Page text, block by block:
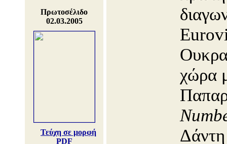
Πρωτοσέλιδο
02.03.2005
Τεύχη σε μορφή
PDF
χώρα
Δάντη